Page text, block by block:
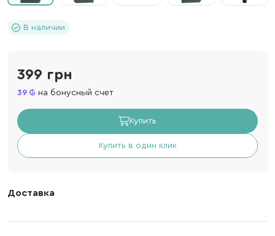
В наличии
399 грн
39 на бонусный счет
Купить
Купить в один клик
Доставка